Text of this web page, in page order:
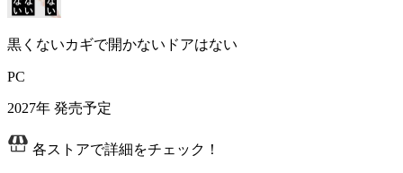
黒くないカギで開かないドアはない
PC
2027年 発売予定
各ストアで詳細をチェック！